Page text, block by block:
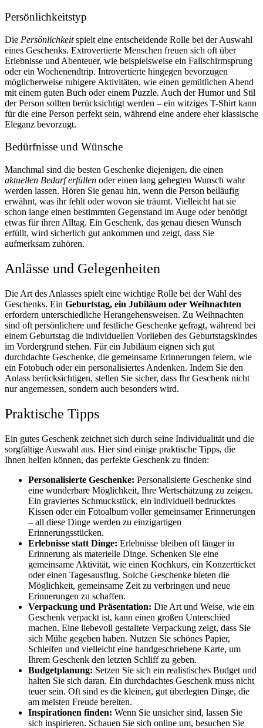
Persönlichkeitstyp
Die Persönlichkeitspielt eine entscheidende Rolle bei der Auswahl
eines Geschenks. Extrovertierte Menschen freuen sich oft über
Erlebnisse und Abenteuer, wie beispielsweise ein Fallschirmsprung
oder ein Wochenendtrip. Introvertierte hingegen bevorzugen
möglicherweise ruhigere Aktivitäten, wie einen gemütlichen Abend
mit einem guten Buch oder einem Puzzle. Auch der Humor und Stil
der Person sollten berücksichtigt werden – ein witziges T-Shirt kann
für die eine Person perfekt sein, während eine andere eher klassische
Eleganz bevorzugt.
Bedürfnisse und Wünsche
Manchmal sind die besten Geschenke diejenigen, die einen
aktuellen Bedarf erfüllen oder einen lang gehegten Wunsch wahr
werden lassen. Hören Sie genau hin, wenn die Person beiläufig
erwähnt, was ihr fehlt oder wovon sie träumt. Vielleicht hat sie
schon lange einen bestimmten Gegenstand im Auge oder benötigt
etwas für ihren Alltag. Ein Geschenk, das genau diesen Wunsch
erfüllt, wird sicherlich gut ankommen und zeigt, dass Sie
aufmerksam zuhören.
Anlässe und Gelegenheiten
Die Art des Anlasses spielt eine wichtige Rolle bei der Wahl des
Geschenks. Ein Geburtstag, ein Jubiläum oder Weihnachten
erfordern unterschiedliche Herangehensweisen. Zu Weihnachten
sind oft persönlichere und festliche Geschenke gefragt, während bei
einem Geburtstag die individuellen Vorlieben des Geburtstagskindes
im Vordergrund stehen. Für ein Jubiläum eignen sich gut
durchdachte Geschenke, die gemeinsame Erinnerungen feiern, wie
ein Fotobuch oder ein personalisiertes Andenken. Indem Sie den
Anlass berücksichtigen, stellen Sie sicher, dass Ihr Geschenk nicht
nur angemessen, sondern auch besonders wird.
Praktische Tipps
Ein gutes Geschenk zeichnet sich durch seine Individualität und die
sorgfältige Auswahl aus. Hier sind einige praktische Tipps, die
Ihnen helfen können, das perfekte Geschenk zu finden:
Personalisierte Geschenke: Personalisierte Geschenke sind
eine wunderbare Möglichkeit, Ihre Wertschätzung zu zeigen.
Ein graviertes Schmuckstück, ein individuell bedrucktes
Kissen oder ein Fotoalbum voller gemeinsamer Erinnerungen
– all diese Dinge werden zu einzigartigen
Erinnerungsstücken.
Erlebnisse statt Dinge: Erlebnisse bleiben oft länger in
Erinnerung als materielle Dinge. Schenken Sie eine
gemeinsame Aktivität, wie einen Kochkurs, ein Konzertticket
oder einen Tagesausflug. Solche Geschenke bieten die
Möglichkeit, gemeinsame Zeit zu verbringen und neue
Erinnerungen zu schaffen.
Verpackung und Präsentation: Die Art und Weise, wie ein
Geschenk verpackt ist, kann einen großen Unterschied
machen. Eine liebevoll gestaltete Verpackung zeigt, dass Sie
sich Mühe gegeben haben. Nutzen Sie schönes Papier,
Schleifen und vielleicht eine handgeschriebene Karte, um
Ihrem Geschenk den letzten Schliff zu geben.
Budgetplanung: Setzen Sie sich ein realistisches Budget und
halten Sie sich daran. Ein durchdachtes Geschenk muss nicht
teuer sein. Oft sind es die kleinen, gut überlegten Dinge, die
am meisten Freude bereiten.
Inspirationen finden: Wenn Sie unsicher sind, lassen Sie
sich inspirieren. Schauen Sie sich online um, besuchen Sie